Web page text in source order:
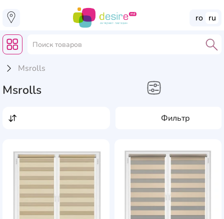
ro ru
Msrolls
Msrolls
Фильтр
AddCardToFavourite